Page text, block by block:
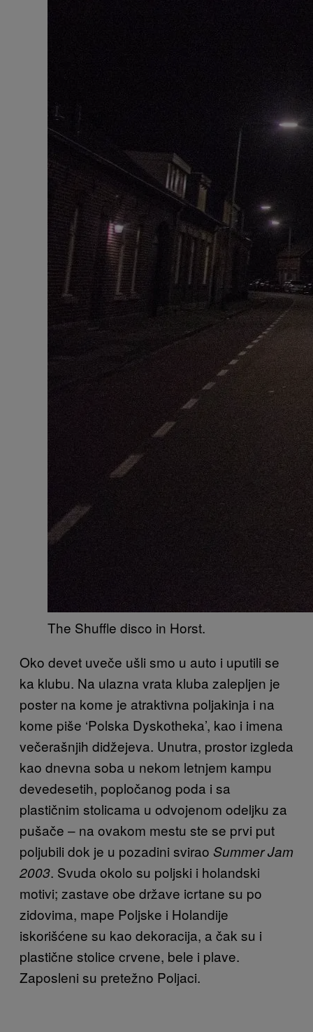
The Shuffle disco in Horst.
Oko devet uveče ušli smo u auto i uputili se
ka klubu. Na ulazna vrata kluba zalepljen je
poster na kome je atraktivna poljakinja i na
kome piše ‘Polska Dyskotheka’, kao i imena
večerašnjih didžejeva. Unutra, prostor izgleda
kao dnevna soba u nekom letnjem kampu
devedesetih, popločanog poda i sa
plastičnim stolicama u odvojenom odeljku za
pušače – na ovakom mestu ste se prvi put
poljubili dok je u pozadini svirao Summer Jam
2003. Svuda okolo su poljski i holandski
motivi; zastave obe države icrtane su po
zidovima, mape Poljske i Holandije
iskorišćene su kao dekoracija, a čak su i
plastične stolice crvene, bele i plave.
Zaposleni su pretežno Poljaci.